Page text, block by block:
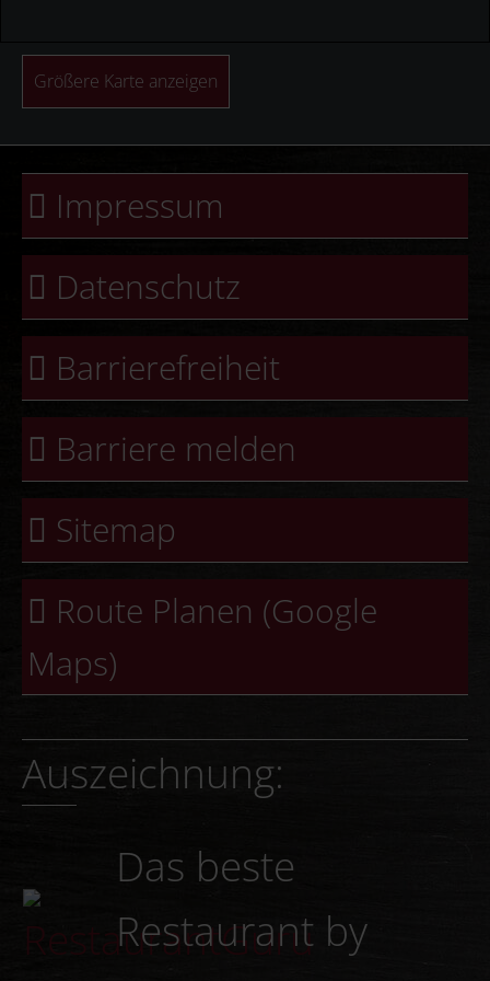
Größere Karte anzeigen
Impressum
Datenschutz
Barrierefreiheit
Barriere melden
Sitemap
Route Planen (Google
Maps)
Auszeichnung:
Das beste
Restaurant by